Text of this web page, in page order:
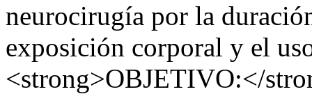
neurocirugía por la
exposición corporal y el
<strong>OBJETIVO:</